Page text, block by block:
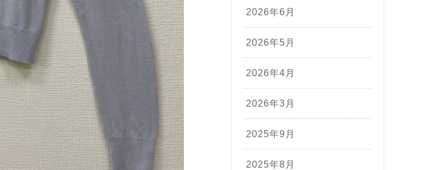
2026年6月
2026年5月
2026年4月
2026年3月
2025年9月
2025年8月